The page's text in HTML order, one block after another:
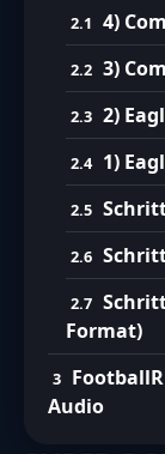
4)
3)
2)
1)
Format)
Audio